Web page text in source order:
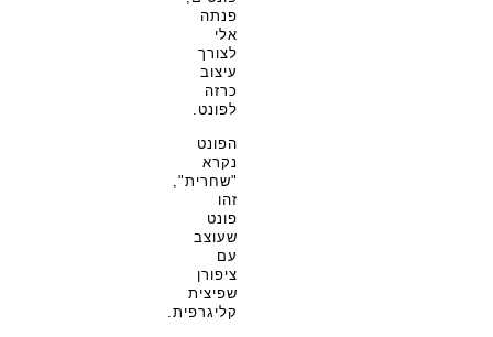
פנתה
אלי
לצורך
עיצוב
כרזה
לפונט.
הפונט
נקרא
"שחרית",
זהו
פונט
שעוצב
עם
ציפורן
שפיצית
קליגרפית.